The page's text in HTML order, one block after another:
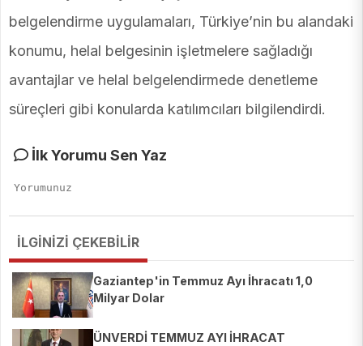
belgelendirme uygulamaları, Türkiye’nin bu alandaki
konumu, helal belgesinin işletmelere sağladığı
avantajlar ve helal belgelendirmede denetleme
süreçleri gibi konularda katılımcıları bilgilendirdi.
İlk Yorumu Sen Yaz
İLGİNİZİ ÇEKEBİLİR
Gaziantep'in Temmuz Ayı İhracatı 1,0
Milyar Dolar
ÜNVERDİ TEMMUZ AYI İHRACAT